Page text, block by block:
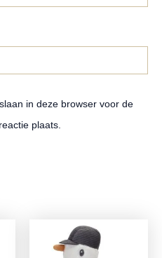
in deze browser voor de
plaats.
Oorspronkelijke
prijs
was:
Huidige
prijs
is: